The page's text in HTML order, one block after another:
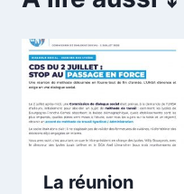
La réunion